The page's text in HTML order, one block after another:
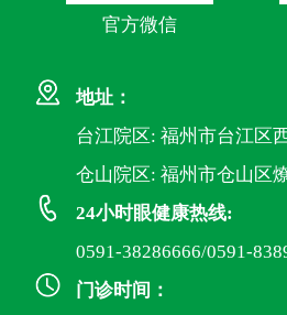
官方微信
地址：
台江院区: 福州市台江区
仓山院区: 福州市仓山区
24小时眼健康热线:
0591-38286666/0591-
门诊时间：